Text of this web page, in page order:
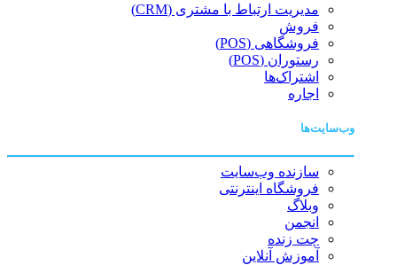
مدیریت ارتباط با مشتری (CRM)
فروش
فروشگاهی (POS)
رستوران (POS)
اشتراک‌ها
اجاره
وب‌سایت‌ها
سازنده وب‌سایت
فروشگاه اینترنتی
وبلاگ
انجمن
چت زنده
آموزش آنلاین